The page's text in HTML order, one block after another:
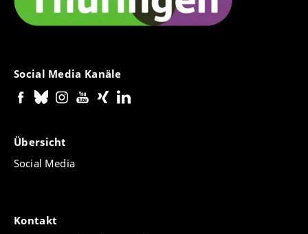
Social Media Kanäle
Übersicht
Social Media
Kontakt